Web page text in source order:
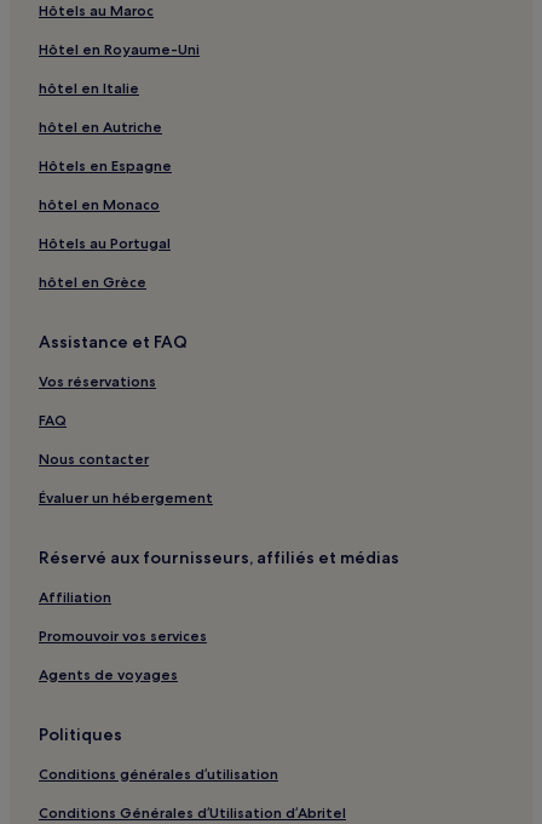
Hôtels au Maroc
Hôtel en Royaume-Uni
hôtel en Italie
hôtel en Autriche
Hôtels en Espagne
hôtel en Monaco
Hôtels au Portugal
hôtel en Grèce
Assistance et FAQ
Vos réservations
FAQ
Nous contacter
Évaluer un hébergement
Réservé aux fournisseurs, affiliés et médias
Affiliation
Promouvoir vos services
Agents de voyages
Politiques
Conditions générales d’utilisation
Conditions Générales d’Utilisation d’Abritel